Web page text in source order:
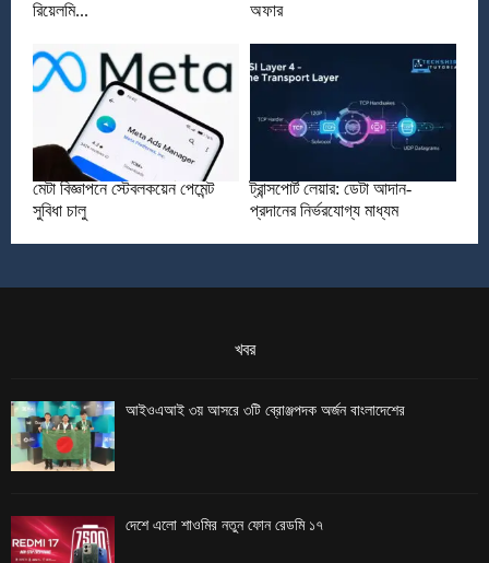
রিয়েলমি...
অফার
মেটা বিজ্ঞাপনে স্টেবলকয়েন পেমেন্ট
সুবিধা চালু
ট্রান্সপোর্ট লেয়ার: ডেটা আদান-
প্রদানের নির্ভরযোগ্য মাধ্যম
খবর
আইওএআই ৩য় আসরে ৩টি ব্রোঞ্জপদক অর্জন বাংলাদেশের
দেশে এলো শাওমির নতুন ফোন রেডমি ১৭